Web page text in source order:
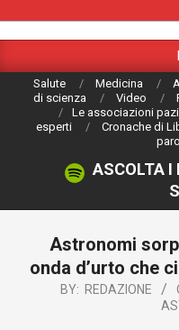
Navigation
Salute Medicina
di scienza
Video
Le associazioni
esperti
Cronache di
ASCOLTA I
Astronomi
onda d’urto che
BY: REDAZIONE